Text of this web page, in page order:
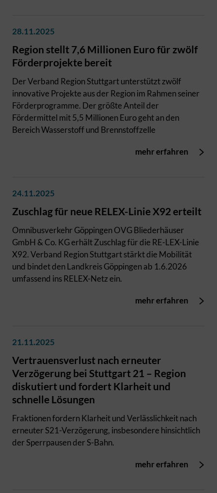
28.11.2025
Region stellt 7,6 Millionen Euro für zwölf
Förderprojekte bereit
Der Verband Region Stuttgart unterstützt zwölf
innovative Projekte aus der Region im Rahmen seiner
Förderprogramme. Der größte Anteil der
Fördermittel mit 5,5 Millionen Euro geht an den
Bereich Wasserstoff und Brennstoffzelle
mehr erfahren
24.11.2025
Zuschlag für neue RELEX-Linie X92 erteilt
Omnibusverkehr Göppingen OVG Bliederhäuser
GmbH & Co. KG erhält Zuschlag für die RE-LEX-Linie
X92. Verband Region Stuttgart stärkt die Mobilität
und bindet den Landkreis Göppingen ab 1.6.2026
umfassend ins RELEX-Netz ein.
mehr erfahren
21.11.2025
Vertrauensverlust nach erneuter
Verzögerung bei Stuttgart 21 – Region
diskutiert und fordert Klarheit und
schnelle Lösungen
Fraktionen fordern Klarheit und Verlässlichkeit nach
erneuter S21-Verzögerung, insbesondere hinsichtlich
der Sperrpausen der S-Bahn.
mehr erfahren